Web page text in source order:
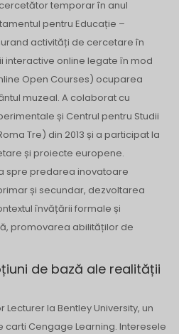
temporar în anul
pentru Educație –
activități de cercetare în
interactive online legate în mod
Open Courses) ocuparea
muzeal. A colaborat cu
și Centrul pentru Studii
Tre) din 2013 și a participat la
și proiecte europene.
spre predarea inovatoare
și secundar, dezvoltarea
învățării formale și
promovarea abilităților de
de bază ale realității
Lecturer la Bentley University, un
carti Cengage Learning. Interesele